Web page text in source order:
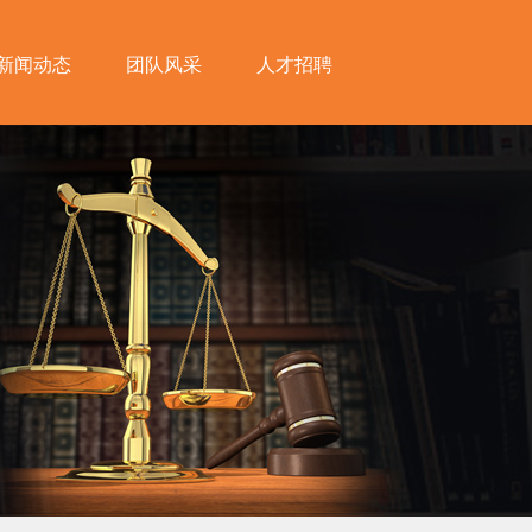
闻动态 团队风采 人才招聘